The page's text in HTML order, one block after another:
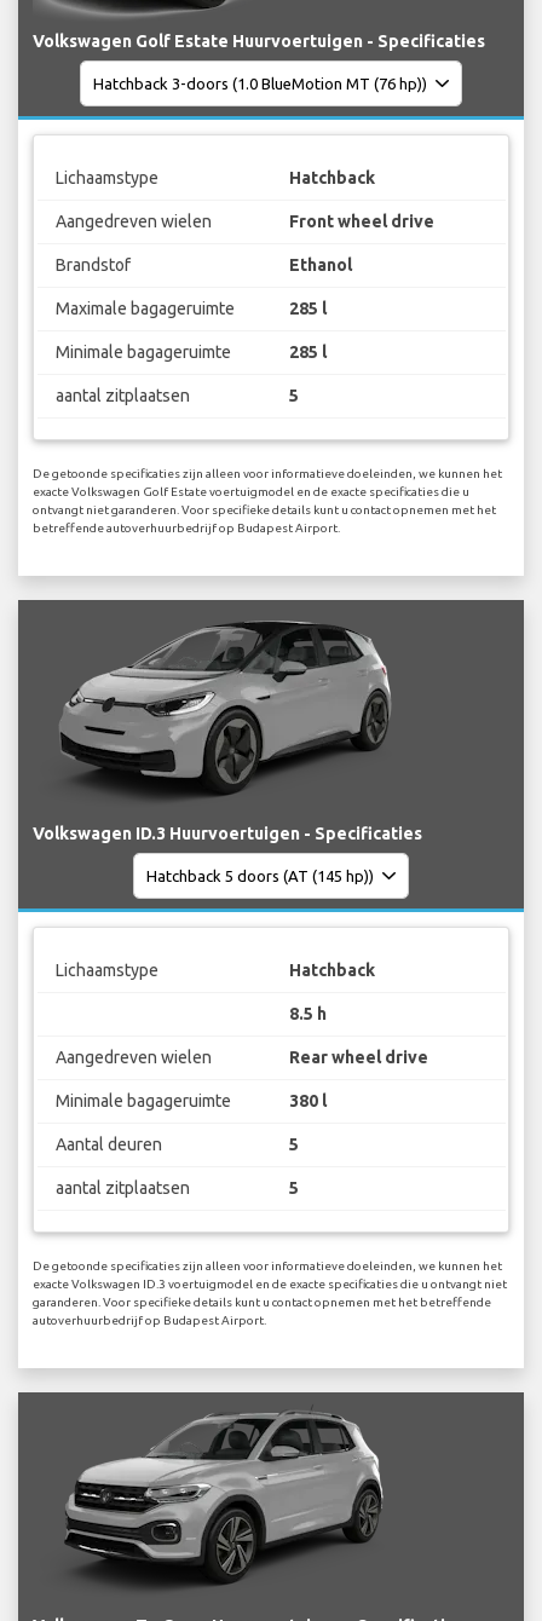
Volkswagen Golf Estate Huurvoertuigen - Specificaties
Lichaamstype Hatchback
Aangedreven wielen Front wheel drive
Brandstof Ethanol
Maximale bagageruimte 285 l
Minimale bagageruimte 285 l
aantal zitplaatsen 5
De getoonde specificaties zijn alleen voor informatieve doeleinden, we kunnen het
exacte Volkswagen Golf Estate voertuigmodel en de exacte specificaties die u
ontvangt niet garanderen. Voor specifieke details kunt u contact opnemen met het
betreffende autoverhuurbedrijf op Budapest Airport.
Volkswagen ID.3 Huurvoertuigen - Specificaties
Lichaamstype Hatchback
8.5 h
Aangedreven wielen Rear wheel drive
Minimale bagageruimte 380 l
Aantal deuren 5
aantal zitplaatsen 5
De getoonde specificaties zijn alleen voor informatieve doeleinden, we kunnen het
exacte Volkswagen ID.3 voertuigmodel en de exacte specificaties die u ontvangt niet
garanderen. Voor specifieke details kunt u contact opnemen met het betreffende
autoverhuurbedrijf op Budapest Airport.